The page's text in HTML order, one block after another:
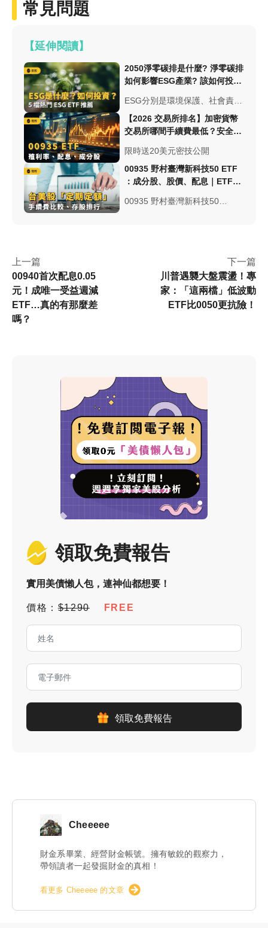
常見問題
【延伸閱讀】
2050淨零碳排是什麼? 淨零碳排
如何影響ESG產業? 該如何投資
ESG分別是環境保護、社會責任
以及公司治理的縮寫。隨著氣候
變遷，ESG成為企業看重的議
題，投資人藉由 ESG 來判斷一
間公司的好壞！本篇將帶大家認
識ESG是什麼，以及ESG ETF
有哪些！
【2026 交易所排名】加密貨幣
交易所哪間手續費最低？安全性
限時送20美元密技公開
00935 野村臺灣新科技50 ETF
：成分股、股價、配息｜ETF實
00935 野村臺灣新科技50
上一篇
00940首次配息0.05
元！成唯一受益週減
ETF…真的有那麼差
嗎？
下一篇
川普遇襲大盤震盪！專
家：「這兩檔」低波動
ETF比0050更抗險！
領取免費報告
實用美債懶人包，連神仙都想要！
價格：$1290 FREE
領取免費報告
Cheeeee
財金系畢業、經營財金帳號。擁有敏銳的觀察力，
帶領讀者一起發掘財金的真相！
看更多 Cheeeee 的文章